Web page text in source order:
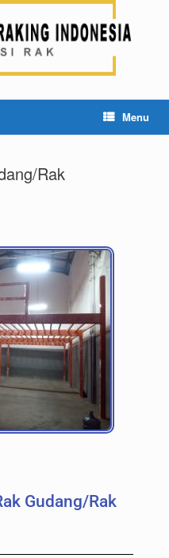
Menu
Rak
Gudang/Rak